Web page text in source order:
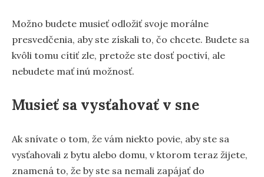
Možno budete musieť odložiť svoje morálne
presvedčenia, aby ste získali to, čo chcete. Budete sa
kvôli tomu cítiť zle, pretože ste dosť poctiví, ale
nebudete mať inú možnosť.
Musieť sa vysťahovať v sne
Ak snívate o tom, že vám niekto povie, aby ste sa
vysťahovali z bytu alebo domu, v ktorom teraz žijete,
znamená to, že by ste sa nemali zapájať do